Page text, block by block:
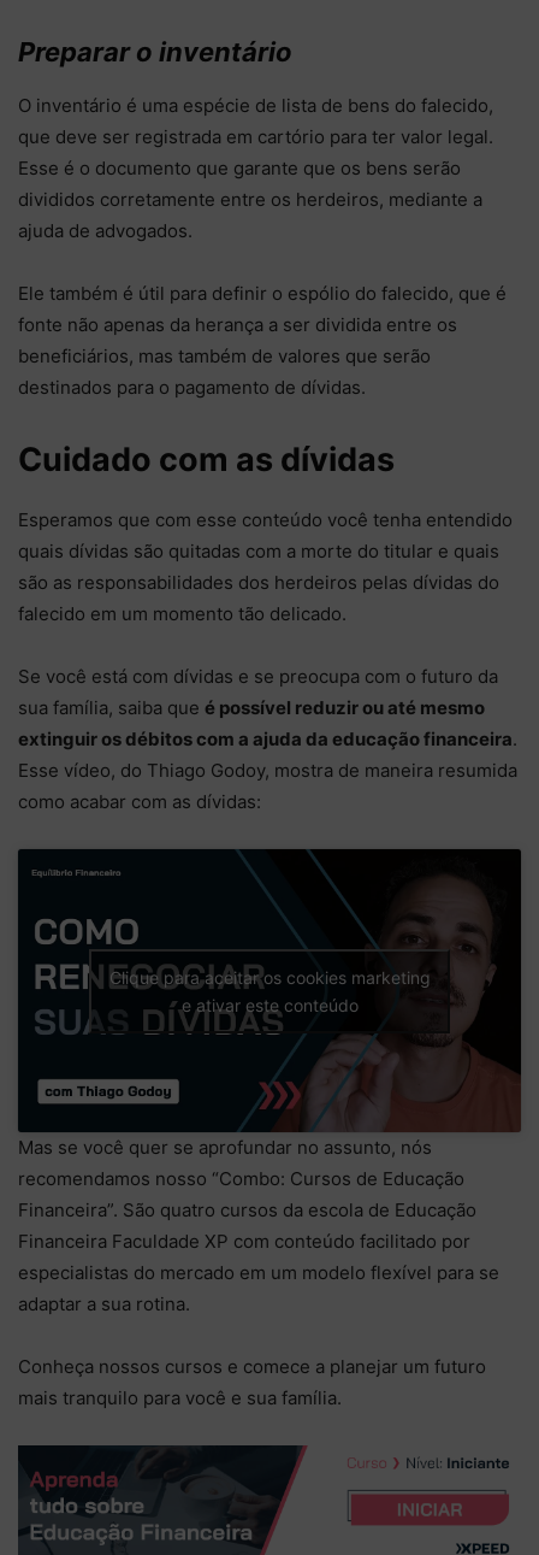
Preparar o inventário
O inventário é uma espécie de lista de bens do falecido,
que deve ser registrada em cartório para ter valor legal.
Esse é o documento que garante que os bens serão
divididos corretamente entre os herdeiros, mediante a
ajuda de advogados.
Ele também é útil para definir o espólio do falecido, que é
fonte não apenas da herança a ser dividida entre os
beneficiários, mas também de valores que serão
destinados para o pagamento de dívidas.
Cuidado com as dívidas
Esperamos que com esse conteúdo você tenha entendido
quais dívidas são quitadas com a morte do titular e quais
são as responsabilidades dos herdeiros pelas dívidas do
falecido em um momento tão delicado.
Se você está com dívidas e se preocupa com o futuro da
sua família, saiba que é possível reduzir ou até mesmo
extinguir os débitos com a ajuda da educação financeira.
Esse vídeo, do Thiago Godoy, mostra de maneira resumida
como acabar com as dívidas:
Clique para aceitar os cookies marketing
e ativar este conteúdo
Mas se você quer se aprofundar no assunto, nós
recomendamos nosso “Combo: Cursos de Educação
Financeira”. São quatro cursos da escola de Educação
Financeira Faculdade XP com conteúdo facilitado por
especialistas do mercado em um modelo flexível para se
adaptar a sua rotina.
Conheça nossos cursos e comece a planejar um futuro
mais tranquilo para você e sua família.